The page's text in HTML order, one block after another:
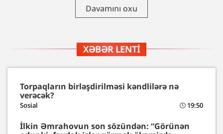
Davamını oxu
XƏBƏR LENTI
Torpaqların birləşdirilməsi kəndlilərə nə
verəcək?
Sosial 19:50
İlkin Əmrahovun son sözündən: “Görünən